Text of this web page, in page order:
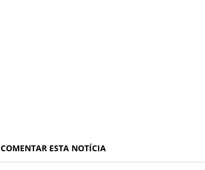
COMENTAR ESTA NOTÍCIA